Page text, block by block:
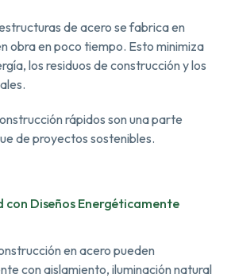
de acero se fabrica en
obra en poco tiempo. Esto minimiza
los residuos de construcción y los
rápidos son una parte
de proyectos sostenibles.
con Diseños Energéticamente
en acero pueden
con aislamiento, iluminación natural